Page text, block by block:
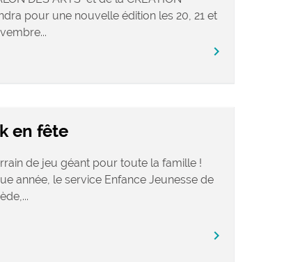
pour une nouvelle édition les 20, 21 et
chevron_right
en fête
de jeu géant pour toute la famille !
année, le service Enfance Jeunesse de
chevron_right